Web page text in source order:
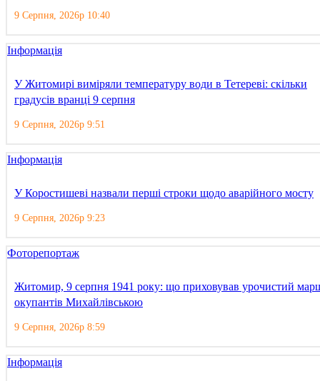
9 Серпня, 2026р 10:40
Інформація
У Житомирі виміряли температуру води в Тетереві: скільки
градусів вранці 9 серпня
9 Серпня, 2026р 9:51
Інформація
У Коростишеві назвали перші строки щодо аварійного мосту
9 Серпня, 2026р 9:23
Фоторепортаж
Житомир, 9 серпня 1941 року: що приховував урочистий
окупантів Михайлівською
9 Серпня, 2026р 8:59
Інформація